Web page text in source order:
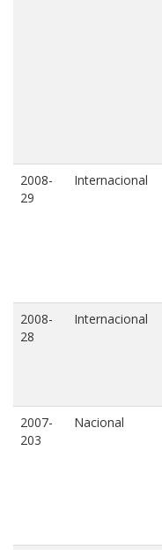
2008-
29
Internacional
2008-
28
Internacional
2007-
203
Nacional